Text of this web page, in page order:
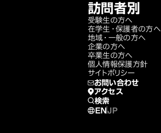
訪問者別
受験生の方へ
在学生・保護者の方へ
地域・一般の方へ
企業の方へ
卒業生の方へ
個人情報保護方針
サイトポリシー
お問い合わせ
アクセス
検索
EN JP